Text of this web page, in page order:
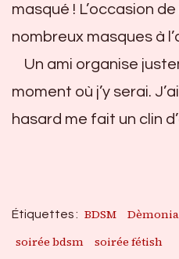
masqué ! L’occasion
nombreux masques à
Un ami organise
moment où j’y serai.
hasard me fait un clin
Étiquettes : BDSM Dèmonia
soirée bdsm
soirée fétish